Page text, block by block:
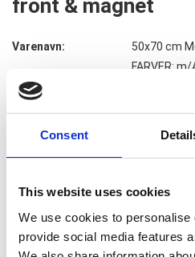
Consent
This website uses cookies
We use cookies to personalise
provide social media features
front & magnet
Varenavn:
50x70 cm
FARVER:
Varenummer:
Pris pr stk v.
5 stk.